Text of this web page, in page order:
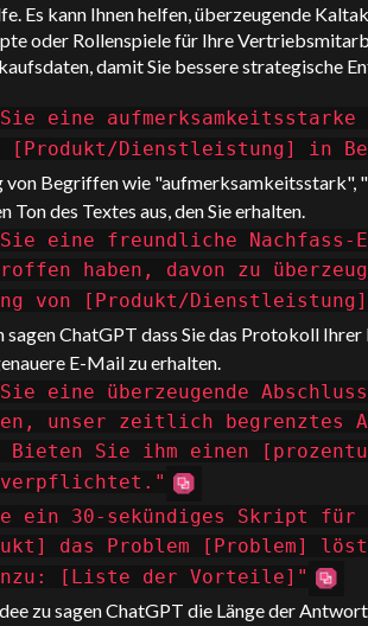
Es kann Ihnen helfen, überzeugende
oder Rollenspiele für Ihre
damit Sie bessere strategische
Sie eine
[Produkt/Dienstleistung] in
von Begriffen wie
Ton des Textes aus, den Sie erhalten.
eine freundliche Nachfass-
haben, davon zu
von [Produkt/Dienstleistung]
sagenChatGPT dass Sie das Protokoll
E-Mail zu erhalten.
eine überzeugende
unser zeitlich begrenztes
Bieten Sie ihm einen
verpflichtet."
ein 30-sekündiges Skript für
das Problem [Problem]
[Liste der Vorteile]"
zu sagenChatGPT die Länge der